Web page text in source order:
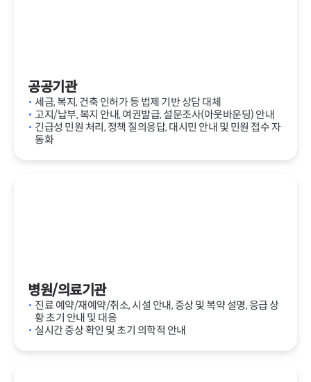
공공기관
세금, 복지, 건축 인허가 등 법제 기반 상담 대체
고지/납부, 복지 안내, 여권발급, 설문조사(아웃바운딩) 안내
긴급성 민원 처리, 정책 질의응답, 대시민 안내 및 민원 접수 자
동화
병원/의료기관
진료 예약/재예약/취소, 시설 안내, 증상 및 복약 설명, 응급 상
황 초기 안내 및 대응
실시간 증상 확인 및 초기 의학적 안내